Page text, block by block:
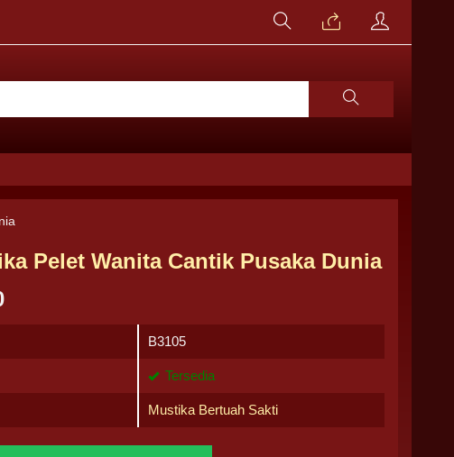
Pelet Wanita Cantik Pusaka Dunia
B3105
Tersedia
Mustika Bertuah Sakti